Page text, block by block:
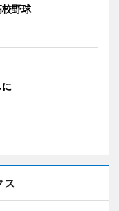
野球
ス